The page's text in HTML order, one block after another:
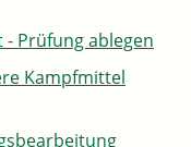
Prüfung ablegen
Kampfmittel